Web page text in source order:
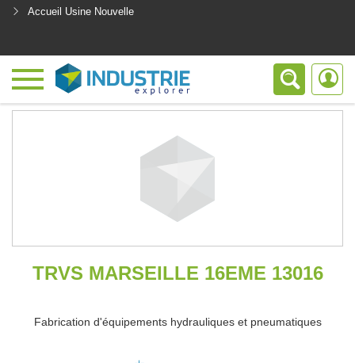
Accueil Usine Nouvelle
TRVS MARSEILLE 16EME 13016
Fabrication d'équipements hydrauliques et pneumatiques